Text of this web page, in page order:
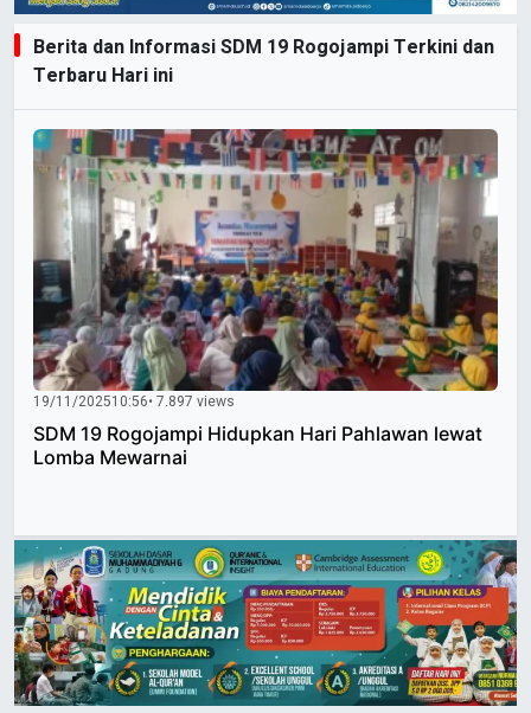
Berita dan Informasi SDM 19 Rogojampi Terkini dan
Terbaru Hari ini
19/11/202510:56• 7.897 views
SDM 19 Rogojampi Hidupkan Hari Pahlawan lewat
Lomba Mewarnai